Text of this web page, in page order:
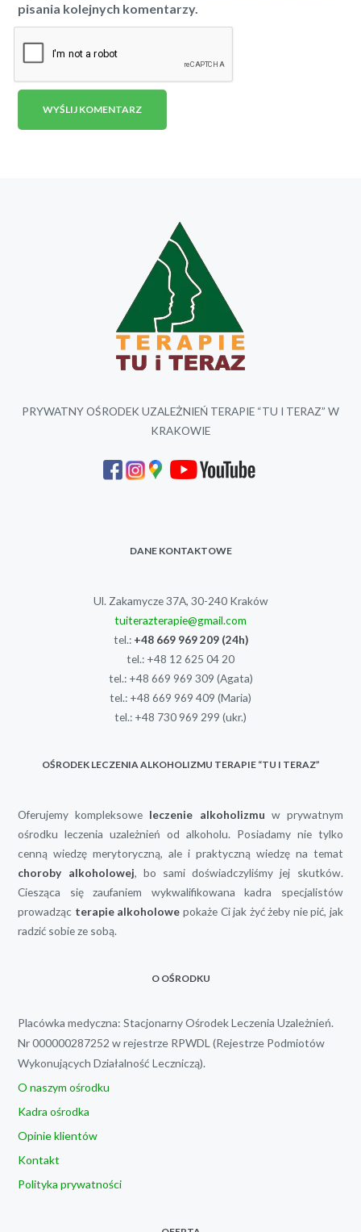
pisania kolejnych komentarzy.
PRYWATNY OŚRODEK UZALEŻNIEŃ TERAPIE “TU I TERAZ” W
KRAKOWIE
DANE KONTAKTOWE
Ul. Zakamycze 37A, 30-240 Kraków
tuiterazterapie@gmail.com
tel.: +48 669 969 209(24h)
tel.: +48 12 625 04 20
tel.: +48 669 969 309 (Agata)
tel.: +48 669 969 409 (Maria)
tel.: +48 730 969 299 (ukr.)
OŚRODEK LECZENIA ALKOHOLIZMU TERAPIE “TU I TERAZ”
Oferujemy kompleksowe leczenie alkoholizmu w prywatnym
ośrodku leczenia uzależnień od alkoholu. Posiadamy nie tylko
cenną wiedzę merytoryczną, ale i praktyczną wiedzę na temat
choroby alkoholowej, bo sami doświadczyliśmy jej skutków.
Ciesząca się zaufaniem wykwalifikowana kadra specjalistów
prowadząc terapie alkoholowe pokaże Ci jak żyć żeby nie pić, jak
radzić sobie ze sobą.
O OŚRODKU
Placówka medyczna: Stacjonarny Ośrodek Leczenia Uzależnień.
Nr 000000287252 w rejestrze RPWDL (Rejestrze Podmiotów
Wykonujących Działalność Leczniczą).
O naszym ośrodku
Kadra ośrodka
Opinie klientów
Kontakt
Polityka prywatności